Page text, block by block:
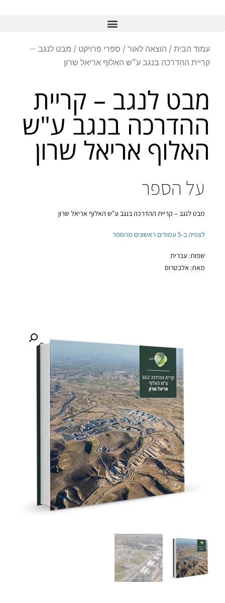
עמוד הבית / הוצאה לאור / ספרי פרויקט / מבט לנגב –
קריית ההדרכה בנגב ע"ש האלוף אריאל שרון
מבט לנגב – קריית
ההדרכה בנגב ע"ש
האלוף אריאל שרון
על הספר
מבט לנגב – קריית ההדרכה בנגב ע"ש האלוף אריאל שרון
לצפיה ב-5 עמודים ראשונים מהספר
שפות: עברית
מאת: אלבטרוס